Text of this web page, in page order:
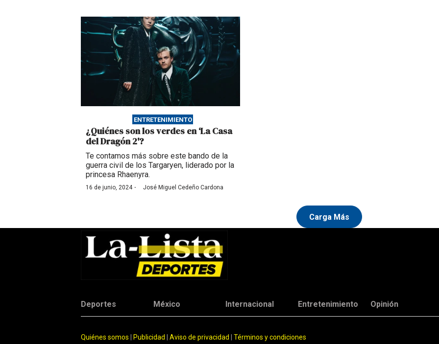
ENTRETENIMIENTO
¿Quiénes son los verdes en ‘La Casa
del Dragón 2'?
Te contamos más sobre este bando de la
guerra civil de los Targaryen, liderado por la
princesa Rhaenyra.
16 de junio, 2024· José Miguel Cedeño Cardona
Carga Más
Deportes México Internacional Entretenimiento Opinión
Quiénes somos Publicidad Aviso de privacidad Términos y condiciones